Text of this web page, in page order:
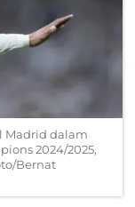
Madrid dalam
2024/2025,
Bernat